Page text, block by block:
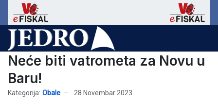
Neće biti vatrometa za Novu u
Baru!
Kategorija: Obale 28 Novembar 2023